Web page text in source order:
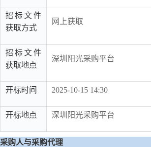
招标文件
获取方式
网上获取
招标文件
获取地点
深圳阳光采购平台
开标时间 2025-10-15 14:30
开标地点 深圳阳光采购平台
采购人与采购代理